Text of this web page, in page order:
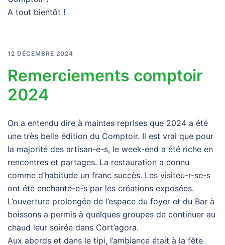
A tout bientôt !
12 DÉCEMBRE 2024
Remerciements comptoir
2024
On a entendu dire à maintes reprises que 2024 a été
une très belle édition du Comptoir. Il est vrai que pour
la majorité des artisan-e-s, le week-end a été riche en
rencontres et partages. La restauration a connu
comme d’habitude un franc succès. Les visiteu-r-se-s
ont été enchanté-e-s par les créations exposées.
L’ouverture prolongée de l’espace du foyer et du Bar à
boissons a permis à quelques groupes de continuer au
chaud leur soirée dans Cort’agora.
Aux abords et dans le tipi, l’ambiance était à la fête.